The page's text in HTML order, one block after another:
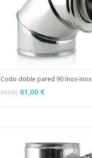
VER OPCIONES
Codo doble pared 90 Inox-Inox
desde 61,00 €